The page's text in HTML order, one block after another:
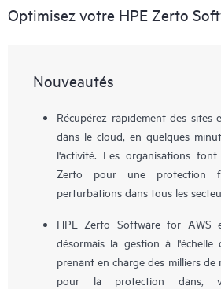
Optimisez votre HPE Zerto
Nouveautés
Récupérez rapidement des sites
dans le cloud, en quelques
l'activité. Les organisations
Zerto pour une protection
perturbations dans tous les
HPE Zerto Software for AWS
désormais la gestion à l'échelle
prenant en charge des milliers de
pour la protection dans,